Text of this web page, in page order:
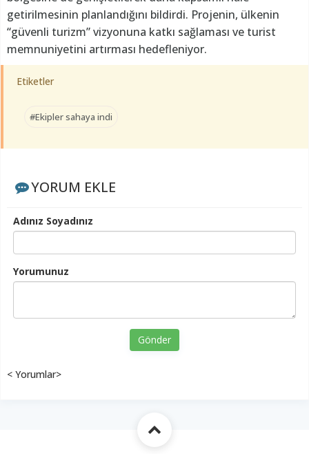
getirilmesinin planlandığını bildirdi. Projenin, ülkenin
“güvenli turizm” vizyonuna katkı sağlaması ve turist
memnuniyetini artırması hedefleniyor.
Etiketler
#Ekipler sahaya indi
YORUM EKLE
Adınız Soyadınız
Yorumunuz
Gönder
< Yorumlar>